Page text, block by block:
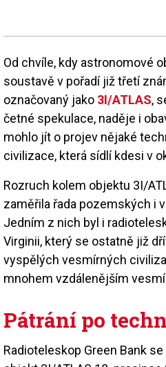
Od chvíle, kdy astronomové
soustavě v pořadí již třetí
označovaný jako 3I/ATLAS,
četné spekulace, naděje i
mohlo jít o projev nějaké
civilizace, která sídlí kdesi v
Rozruch kolem objektu 3I/
zaměřila řada pozemských i
Jedním z nich byl i
Virginii, který se ostatně již
vyspělých vesmírných
mnohem vzdálenějším
Pátrání po
Radioteleskop Green Bank